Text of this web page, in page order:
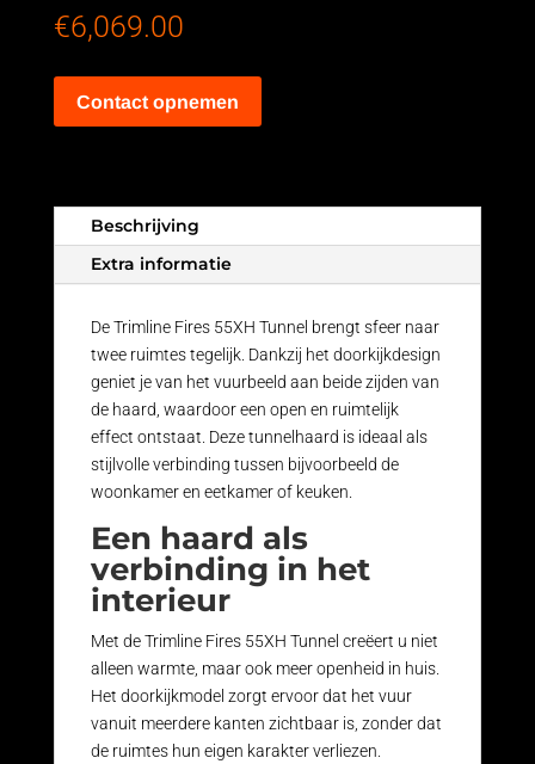
€6,069.00
Contact opnemen
Beschrijving
Extra informatie
De Trimline Fires 55XH Tunnel brengt sfeer naar
twee ruimtes tegelijk. Dankzij het doorkijkdesign
geniet je van het vuurbeeld aan beide zijden van
de haard, waardoor een open en ruimtelijk
effect ontstaat. Deze tunnelhaard is ideaal als
stijlvolle verbinding tussen bijvoorbeeld de
woonkamer en eetkamer of keuken.
Een haard als
verbinding in het
interieur
Met de Trimline Fires 55XH Tunnel creëert u niet
alleen warmte, maar ook meer openheid in huis.
Het doorkijkmodel zorgt ervoor dat het vuur
vanuit meerdere kanten zichtbaar is, zonder dat
de ruimtes hun eigen karakter verliezen.